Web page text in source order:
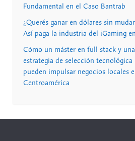
Fundamental en el Caso Bantrab
¿Querés ganar en dólares sin
Así paga la industria del iGaming
Cómo un máster en full stack y una
estrategia de selección tecnológica
pueden impulsar negocios locales
Centroamérica